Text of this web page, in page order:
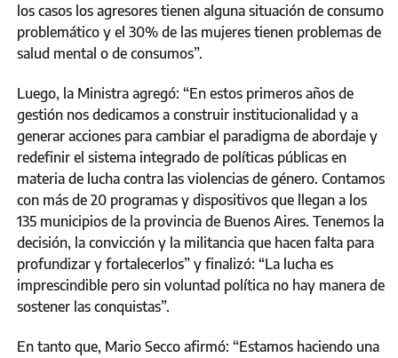
los casos los agresores tienen alguna situación de consumo
problemático y el 30% de las mujeres tienen problemas de
salud mental o de consumos”.
Luego, la Ministra agregó: “En estos primeros años de
gestión nos dedicamos a construir institucionalidad y a
generar acciones para cambiar el paradigma de abordaje y
redefinir el sistema integrado de políticas públicas en
materia de lucha contra las violencias de género. Contamos
con más de 20 programas y dispositivos que llegan a los
135 municipios de la provincia de Buenos Aires. Tenemos la
decisión, la convicción y la militancia que hacen falta para
profundizar y fortalecerlos” y finalizó: “La lucha es
imprescindible pero sin voluntad política no hay manera de
sostener las conquistas”.
En tanto que, Mario Secco afirmó: “Estamos haciendo una